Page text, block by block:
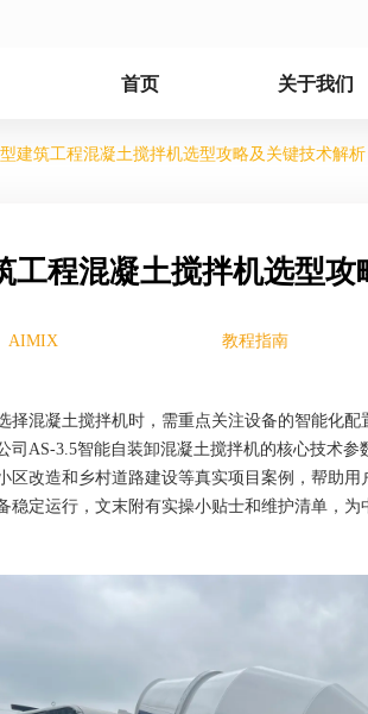
首页 关于我们
建筑工程混凝土搅拌机选型攻略及关键技术解析
工程混凝土搅拌机选型
AIMIX 教程指南
择混凝土搅拌机时，需重点关注设备的智能化
司AS-3.5智能自装卸混凝土搅拌机的核心技术
区改造和乡村道路建设等真实项目案例，帮助
稳定运行，文末附有实操小贴士和维护清单，为